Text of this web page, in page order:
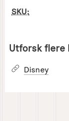
SKU:
Utforsk flere
Disney